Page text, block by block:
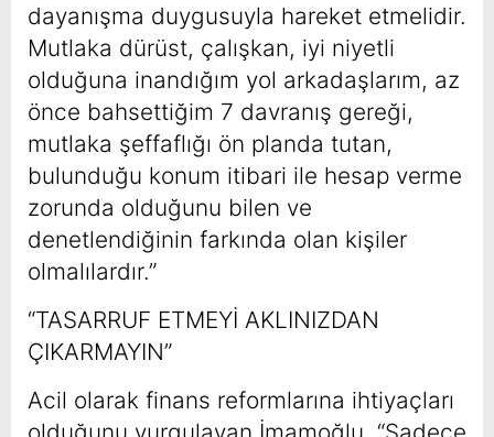
dayanışma duygusuyla hareket etmelidir.
Mutlaka dürüst, çalışkan, iyi niyetli
olduğuna inandığım yol arkadaşlarım, az
önce bahsettiğim 7 davranış gereği,
mutlaka şeffaflığı ön planda tutan,
bulunduğu konum itibari ile hesap verme
zorunda olduğunu bilen ve
denetlendiğinin farkında olan kişiler
olmalılardır.”
“TASARRUF ETMEYİ AKLINIZDAN
ÇIKARMAYIN”
Acil olarak finans reformlarına ihtiyaçları